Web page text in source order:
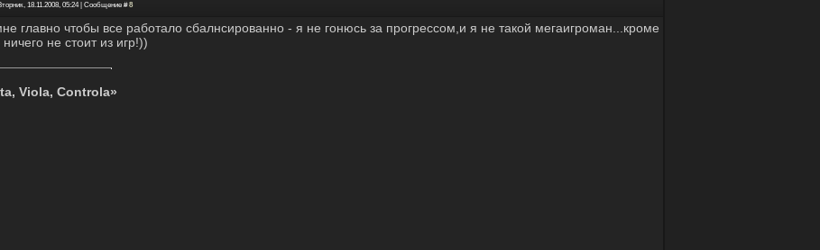
18.11.2008, 05:24 | Сообщение #8
главно чтобы все работало сбалнсированно - я не гонюсь за прогрессом,и я не такой мегаигроман...кроме
не стоит из игр!))
Viola, Controla»